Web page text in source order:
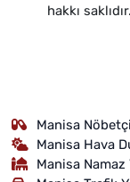
hakkı
Manisa
Manisa Hava
Manisa